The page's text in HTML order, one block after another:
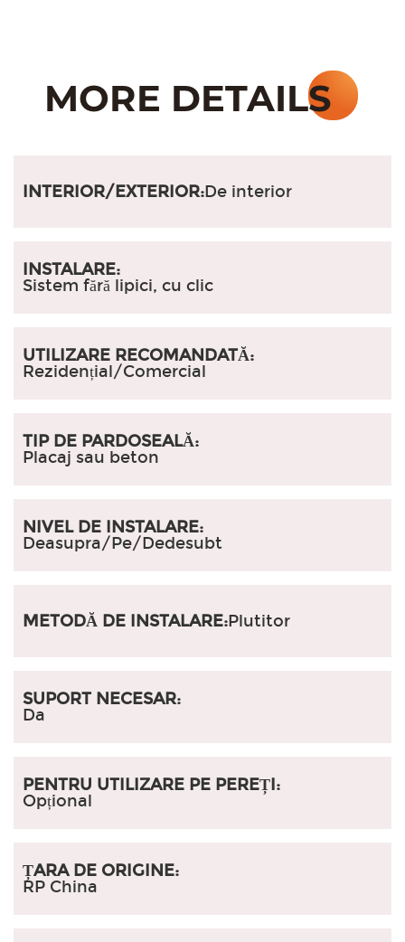
INTERIOR/EXTERIOR:De interior
INSTALARE:
Sistem fără lipici, cu clic
UTILIZARE RECOMANDATĂ:
Rezidențial/Comercial
TIP DE PARDOSEALĂ:
Placaj sau beton
NIVEL DE INSTALARE:
Deasupra/Pe/Dedesubt
METODĂ DE INSTALARE:Plutitor
SUPORT NECESAR:
Da
PENTRU UTILIZARE PE PEREȚI:
Opțional
ȚARA DE ORIGINE:
RP China